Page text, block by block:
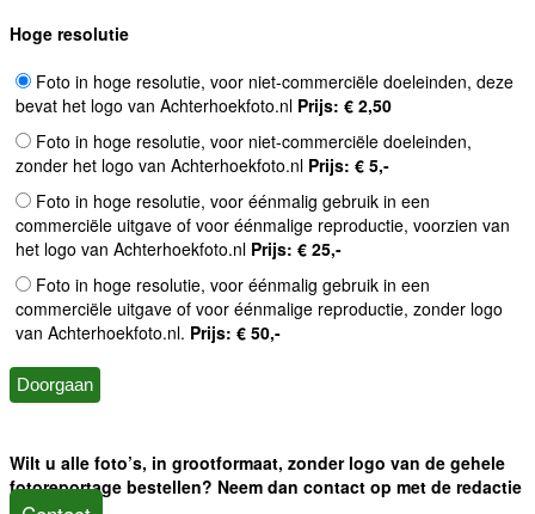
Hoge resolutie
Foto in hoge resolutie, voor niet-commerciële doeleinden, deze
bevat het logo van Achterhoekfoto.nl Prijs: € 2,50
Foto in hoge resolutie, voor niet-commerciële doeleinden,
zonder het logo van Achterhoekfoto.nl Prijs: € 5,-
Foto in hoge resolutie, voor éénmalig gebruik in een
commerciële uitgave of voor éénmalige reproductie, voorzien van
het logo van Achterhoekfoto.nl Prijs: € 25,-
Foto in hoge resolutie, voor éénmalig gebruik in een
commerciële uitgave of voor éénmalige reproductie, zonder logo
van Achterhoekfoto.nl. Prijs: € 50,-
Wilt u alle foto’s, in grootformaat, zonder logo van de gehele
fotoreportage bestellen? Neem dan contact op met de redactie